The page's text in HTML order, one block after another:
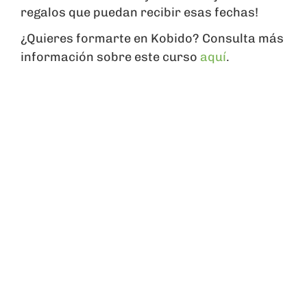
regalos que puedan recibir esas fechas!
¿Quieres formarte en Kobido? Consulta más
información sobre este curso aquí.